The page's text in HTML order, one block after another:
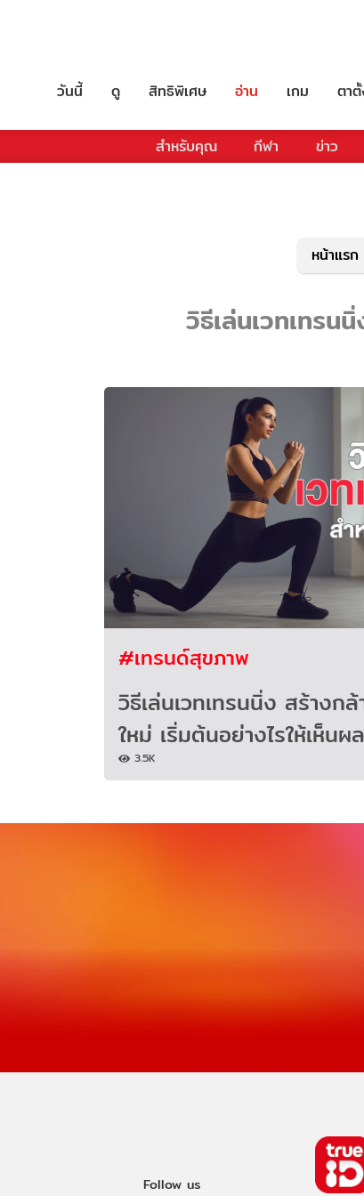
วันนี้ ดู สิทธิพิเศษ อ่าน เกม ตา
สำหรับคุณ กีฬา ข่าว
หน้าแรก
วิธีเล่นเวทเทร
#เทรนด์สุขภาพ
วิธีเล่นเวทเทรนนิ่ง สร้างก
ใหม่ เริ่มต้นอย่างไรให้เห็น
3.5K
Follow us